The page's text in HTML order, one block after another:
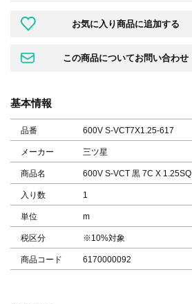
基本情報
品番 600V S-VCT7X1.25-617
メーカー 三ツ星
商品名 600V S-VCT 黒 7C X 1.25SQ
入り数 1
単位 m
税区分 ※10%対象
商品コード 6170000092